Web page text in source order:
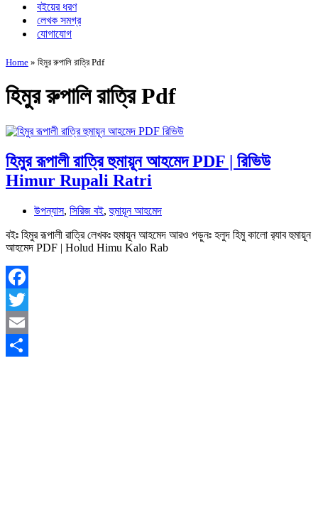
বইয়ের ধরণ
লেখক সমগ্র
যোগাযোগ
Home » হিমুর রুপালি রাত্রি Pdf
হিমুর রুপালি রাত্রি Pdf
হিমুর রূপালী রাত্রি হুমায়ূন আহমেদ PDF | রিভিউ
Himur Rupali Ratri
উপন্যাস, সিরিজ বই,হুমায়ূন আহমেদ
বইঃ হিমুর রূপালী রাত্রি লেখকঃ হুমায়ূন আহমেদ আরও পড়ুনঃ হলুদ হিমু কালো র‍্যাব হুমায়ূন
আহমেদ PDF | Holud Himu Kalo Rab
Facebook
Twitter
Email